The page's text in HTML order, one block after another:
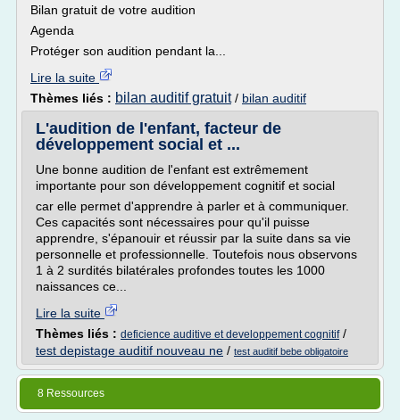
Bilan gratuit de votre audition
Agenda
Protéger son audition pendant la...
Lire la suite
Thèmes liés : bilan auditif gratuit/ bilan auditif
L'audition de l'enfant, facteur de
développement social et ...
Une bonne audition de l'enfant est extrêmement
importante pour son développement cognitif et social
car elle permet d'apprendre à parler et à communiquer.
Ces capacités sont nécessaires pour qu'il puisse
apprendre, s'épanouir et réussir par la suite dans sa vie
personnelle et professionnelle. Toutefois nous observons
1 à 2 surdités bilatérales profondes toutes les 1000
naissances ce...
Lire la suite
Thèmes liés : deficience auditive et developpement cognitif/
test depistage auditif nouveau ne / test auditif bebe obligatoire
8 Ressources